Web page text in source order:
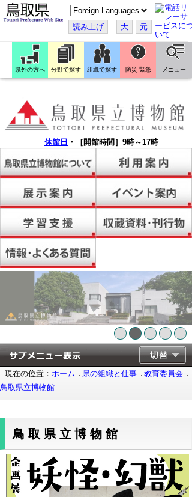
こ
の
ペ
ー
ジ
翻
訳
す
読み上げ 大 元
県外の方へ 分野で探す 組織で探す 防災 緊急 メニュー
休館日 ・ ［開館時間］9時～17時
現在の位置： ホーム 県の組織と仕事
教育委員会
鳥取県立博物館
鳥取県立博物館